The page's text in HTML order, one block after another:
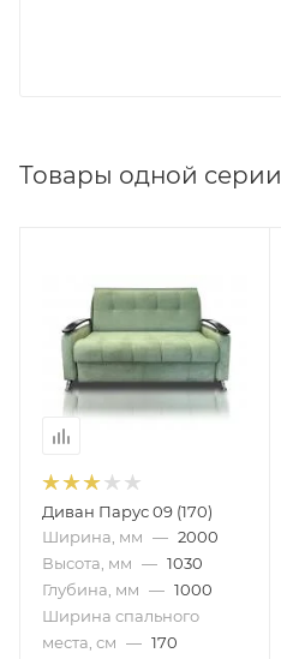
Товары одной серии
Диван Парус 09 (170)
Ширина, мм — 2000
Высота, мм — 1030
Глубина, мм — 1000
Ширина спального
места, см — 170